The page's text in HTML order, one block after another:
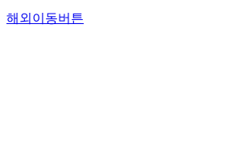
해외이동버튼